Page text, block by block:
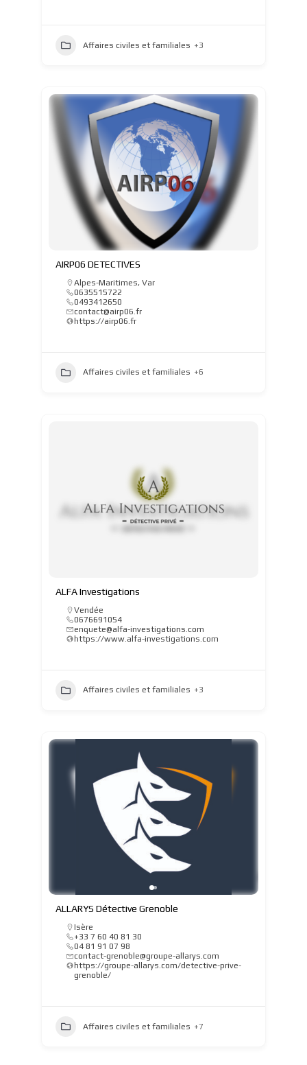
Affaires civiles et familiales +3
AIRP06 DETECTIVES
Alpes-Maritimes, Var
0635515722
0493412650
contact@airp06.fr
https://airp06.fr
Affaires civiles et familiales +6
ALFA Investigations
Vendée
0676691054
enquete@alfa-investigations.com
https://www.alfa-investigations.com
Affaires civiles et familiales +3
ALLARYS Détective Grenoble
Isère
+33 7 60 40 81 30
04 81 91 07 98
contact-grenoble@groupe-allarys.com
https://groupe-allarys.com/detective-prive-
grenoble/
Affaires civiles et familiales +7